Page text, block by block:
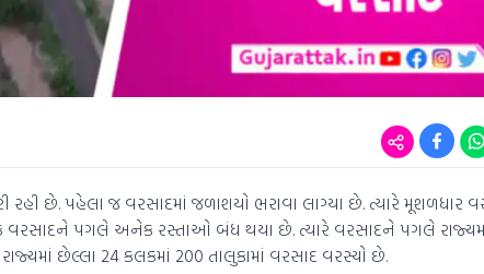
છે. પહેલા જ વરસાદમાં જળાશયો ભરાવા લાગ્યા છે. ત્યારે મૂશળધાર
વરસાદને પગલે અનેક રસ્તાઓ બંધ થયા છે. ત્યારે વરસાદને પગલે
છેલ્લા 24 કલકમાં 200 તાલુકામાં વરસાદ વરસ્યો છે.